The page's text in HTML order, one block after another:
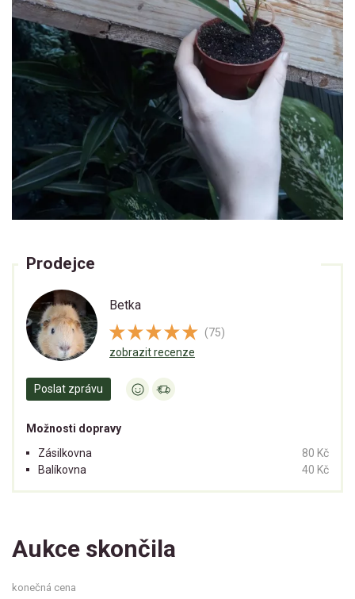
Prodejce
Betka
(75)
zobrazit recenze
Poslat zprávu
Možnosti dopravy
Zásilkovna
80 Kč
Balíkovna
40 Kč
Aukce skončila
konečná cena